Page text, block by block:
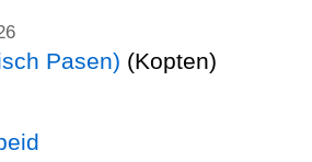
Pasen) (Kopten)